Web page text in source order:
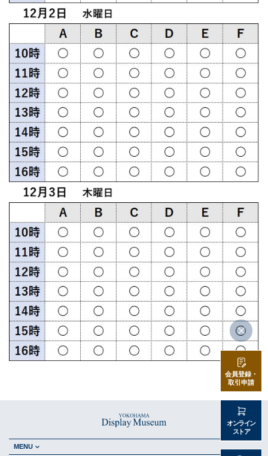
会員登録・
取引申請
オンライン
ストア
MENU